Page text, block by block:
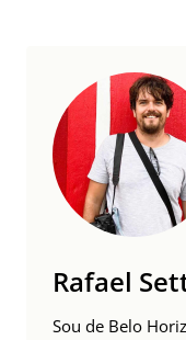
Rafael
Sou de Belo